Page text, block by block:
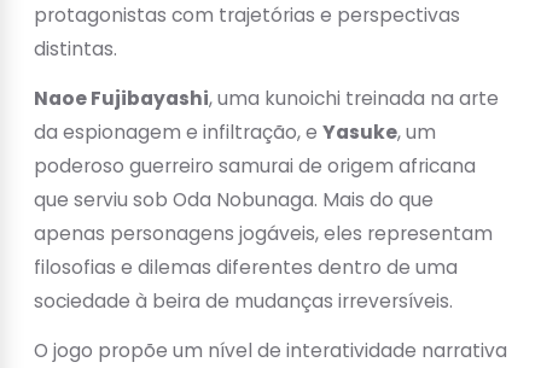
protagonistas com trajetórias e perspectivas
distintas.
Naoe Fujibayashi, uma kunoichi treinada na arte
da espionagem e infiltração, e Yasuke, um
poderoso guerreiro samurai de origem africana
que serviu sob Oda Nobunaga. Mais do que
apenas personagens jogáveis, eles representam
filosofias e dilemas diferentes dentro de uma
sociedade à beira de mudanças irreversíveis.
O jogo propõe um nível de interatividade narrativa